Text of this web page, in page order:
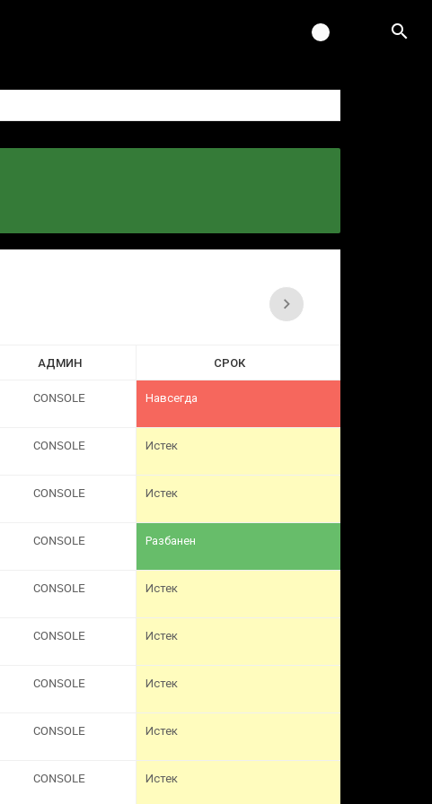
АДМИН СРОК
CONSOLE Навсегда
CONSOLE Истек
CONSOLE Истек
CONSOLE Разбанен
CONSOLE Истек
CONSOLE Истек
CONSOLE Истек
CONSOLE Истек
CONSOLE Истек